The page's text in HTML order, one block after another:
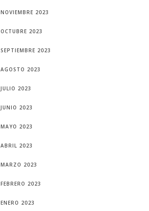
NOVIEMBRE 2023
OCTUBRE 2023
SEPTIEMBRE 2023
AGOSTO 2023
JULIO 2023
JUNIO 2023
MAYO 2023
ABRIL 2023
MARZO 2023
FEBRERO 2023
ENERO 2023